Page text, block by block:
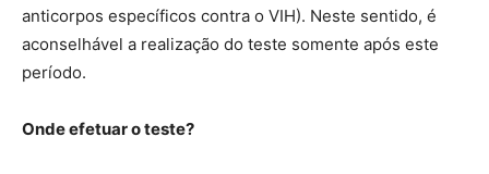
anticorpos específicos contra o VIH). Neste sentido, é
aconselhável a realização do teste somente após este
período.
Onde efetuar o teste?